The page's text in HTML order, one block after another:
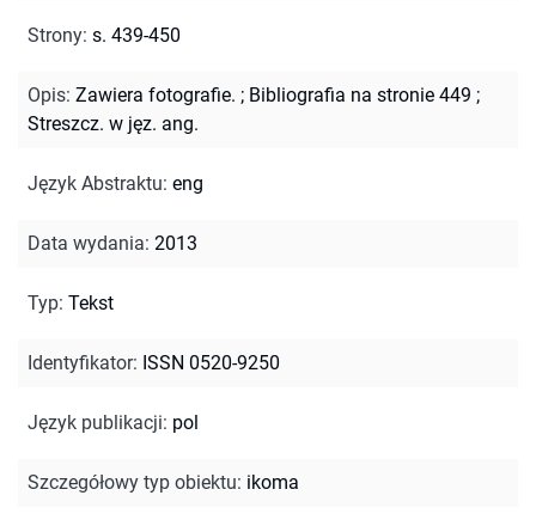
Strony: s. 439-450
Opis: Zawiera fotografie. ; Bibliografia na stronie 449 ;
Streszcz. w jęz. ang.
Język Abstraktu: eng
Data wydania: 2013
Typ: Tekst
Identyfikator: ISSN 0520-9250
Język publikacji: pol
Szczegółowy typ obiektu: ikoma